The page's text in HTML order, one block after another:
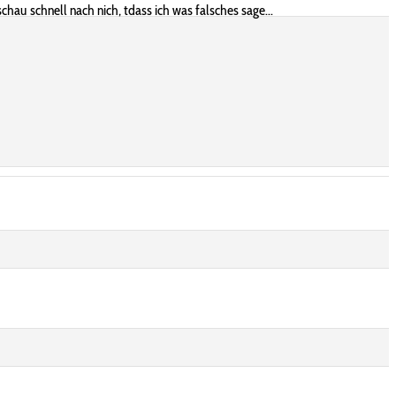
schnell nach nich, tdass ich was falsches sage...